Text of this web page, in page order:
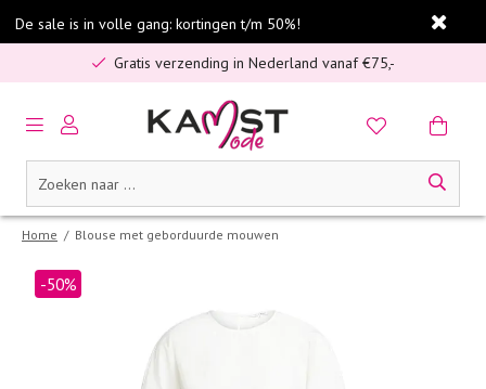
De sale is in volle gang: kortingen t/m 50%!
5% spaarbonus op jouw aankoop
Gratis verzending in Nederland vanaf €75,-
Home / Blouse met geborduurde mouwen
-50%